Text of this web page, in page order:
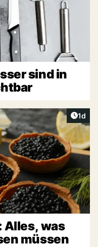
sind in
1d
Alles, was
müssen